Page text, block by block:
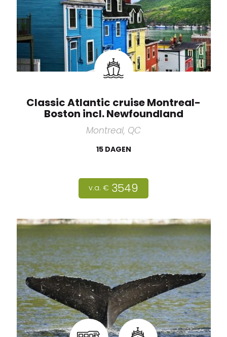
Classic Atlantic cruise Montreal-
Boston incl. Newfoundland
Montreal, QC
15 DAGEN
v.a. € 3549